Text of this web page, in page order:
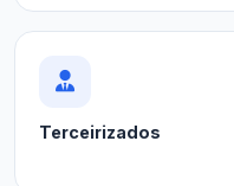
Terceirizados